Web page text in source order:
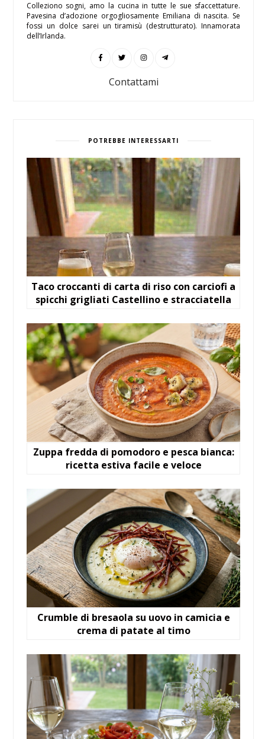
Colleziono sogni, amo la cucina in tutte le sue sfaccettature.
Pavesina d’adozione orgogliosamente Emiliana di nascita. Se
fossi un dolce sarei un tiramisù (destrutturato). Innamorata
dell’Irlanda.
Contattami
POTREBBE INTERESSARTI
Taco croccanti di carta di riso con carciofi a
spicchi grigliati Castellino e stracciatella
Zuppa fredda di pomodoro e pesca bianca:
ricetta estiva facile e veloce
Crumble di bresaola su uovo in camicia e
crema di patate al timo